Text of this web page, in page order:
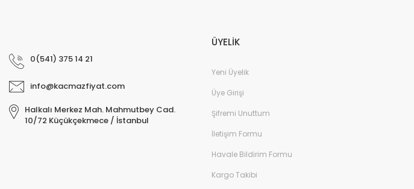
0(541) 375 14 21
info@kacmazfiyat.com
Halkalı Merkez Mah. Mahmutbey Cad.
10/72 Küçükçekmece / İstanbul
ÜYELİK
Yeni Üyelik
Üye Girişi
Şifremi Unuttum
İletişim Formu
Havale Bildirim Formu
Kargo Takibi